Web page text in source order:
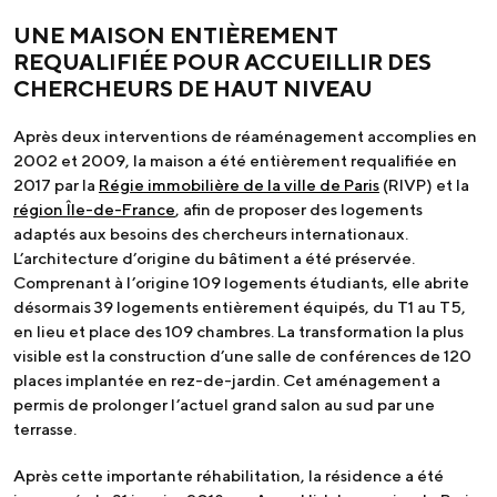
UNE MAISON ENTIÈREMENT
REQUALIFIÉE POUR ACCUEILLIR DES
CHERCHEURS DE HAUT NIVEAU
Après deux interventions de réaménagement accomplies en
2002 et 2009, la maison a été entièrement requalifiée en
2017 par la Régie immobilière de la ville de Paris (RIVP) et la
région Île-de-France, afin de proposer des logements
adaptés aux besoins des chercheurs internationaux.
L’architecture d’origine du bâtiment a été préservée.
Comprenant à l’origine 109 logements étudiants, elle abrite
désormais 39 logements entièrement équipés, du T1 au T5,
en lieu et place des 109 chambres. La transformation la plus
visible est la construction d’une salle de conférences de 120
places implantée en rez-de-jardin. Cet aménagement a
permis de prolonger l’actuel grand salon au sud par une
terrasse.
Après cette importante réhabilitation, la résidence a été